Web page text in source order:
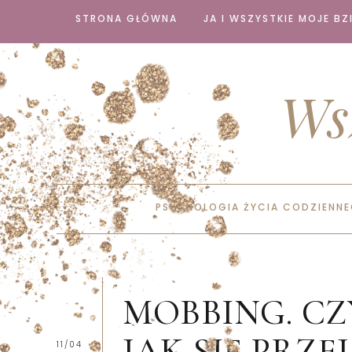
STRONA GŁÓWNA JA I WSZYSTKIE MOJE
PSYCHOLOGIA ŻYCIA
11/04
MOBBING.